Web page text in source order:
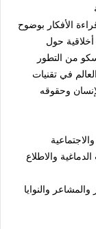
الأفكار بوضوح
حول
من التطور
في تقنيات
وحقوقه
والاطلاع
والنوايا